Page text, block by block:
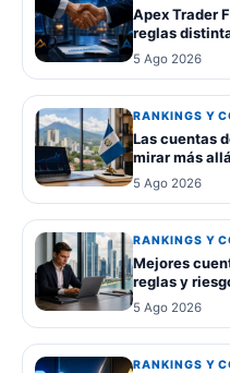
Apex Trader
reglas
5 Ago 2026
RANKINGS Y
Las cuentas
mirar más
5 Ago 2026
RANKINGS Y
Mejores
reglas y
5 Ago 2026
RANKINGS Y